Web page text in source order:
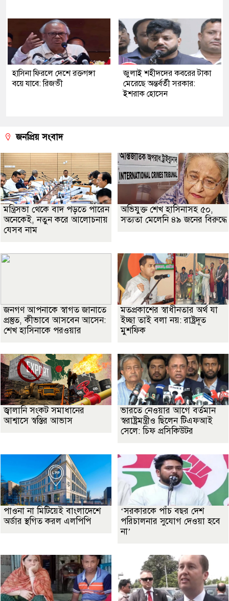
হাসিনা ফিরলে দেশে রক্তগঙ্গা
বয়ে যাবে: রিজভী
জুলাই শহীদদের কবরের টাকা
মেরেছে অন্তর্বর্তী সরকার:
ইশরাক হোসেন
জনপ্রিয় সংবাদ
মন্ত্রিসভা থেকে বাদ পড়তে পারেন
অনেকেই, নতুন করে আলোচনায়
যেসব নাম
অভিযুক্ত শেখ হাসিনাসহ ৫০,
সত্যতা মেলেনি ৪৯ জনের বিরুদ্ধে
জনগণ আপনাকে স্বাগত জানাতে
প্রস্তুত, কীভাবে আসবেন আসেন:
শেখ হাসিনাকে পরওয়ার
মতপ্রকাশের স্বাধীনতার অর্থ যা
ইচ্ছা তাই বলা নয়: রাষ্ট্রদূত
মুশফিক
জ্বালানি সংকট সমাধানের
আশ্বাসে স্বস্তির আভাস
ভারতে নেওয়ার আগে বর্তমান
স্বরাষ্ট্রমন্ত্রীও ছিলেন টিএফআই
সেলে: চিফ প্রসিকিউটর
পাওনা না মিটিয়েই বাংলাদেশে
অর্ডার স্থগিত করল এলপিপি
‘সরকারকে পাঁচ বছর দেশ
পরিচালনার সুযোগ দেওয়া হবে
না’